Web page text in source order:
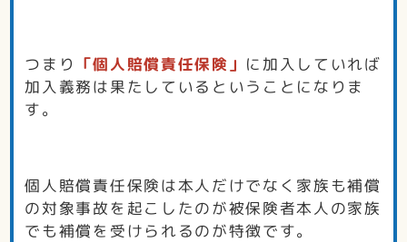
つまり 「個人賠償責任保険」 に加入していれば
加入義務は果たしているということになりま
す。
個人賠償責任保険は本人だけでなく家族も補償
の対象事故を起こしたのが被保険者本人の家族
でも補償を受けられるのが特徴です。